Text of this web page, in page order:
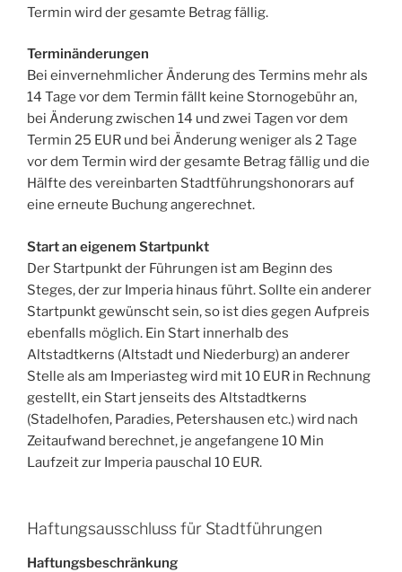
Termin wird der gesamte Betrag fällig.
Terminänderungen
Bei einvernehmlicher Änderung des Termins mehr als
14 Tage vor dem Termin fällt keine Stornogebühr an,
bei Änderung zwischen 14 und zwei Tagen vor dem
Termin 25 EUR und bei Änderung weniger als 2 Tage
vor dem Termin wird der gesamte Betrag fällig und die
Hälfte des vereinbarten Stadtführungshonorars auf
eine erneute Buchung angerechnet.
Start an eigenem Startpunkt
Der Startpunkt der Führungen ist am Beginn des
Steges, der zur Imperia hinaus führt. Sollte ein anderer
Startpunkt gewünscht sein, so ist dies gegen Aufpreis
ebenfalls möglich. Ein Start innerhalb des
Altstadtkerns (Altstadt und Niederburg) an anderer
Stelle als am Imperiasteg wird mit 10 EUR in Rechnung
gestellt, ein Start jenseits des Altstadtkerns
(Stadelhofen, Paradies, Petershausen etc.) wird nach
Zeitaufwand berechnet, je angefangene 10 Min
Laufzeit zur Imperia pauschal 10 EUR.
Haftungsausschluss für Stadtführungen
Haftungsbeschränkung